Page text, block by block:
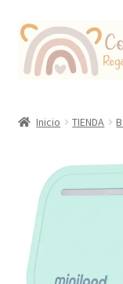
Ir
la
Ir
contenido
Inicio TIENDA